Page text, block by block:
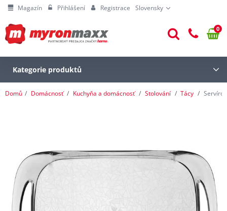
Magazín Přihlášení Registrace Slovensky
0
Kategorie produktů
Domů Domácnosť Kuchyňa a domácnosť Stolování Tácy